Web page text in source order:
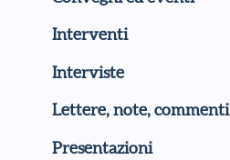
Interventi
Interviste
Lettere, note, commenti
Presentazioni